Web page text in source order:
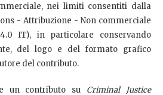
nei limiti consentiti dalla
- Attribuzione - Non commerciale
IT), in particolare conservando
del logo e del formato grafico
del contributo.
un contributo su Criminal Justice